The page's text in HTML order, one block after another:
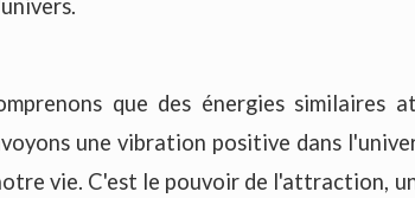
que des énergies similaires
une vibration positive dans
vie. C'est le pouvoir de l'attraction,